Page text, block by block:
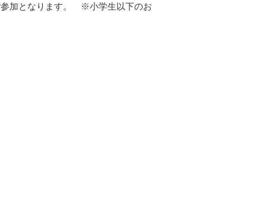
となります。 ※小学生以下のお